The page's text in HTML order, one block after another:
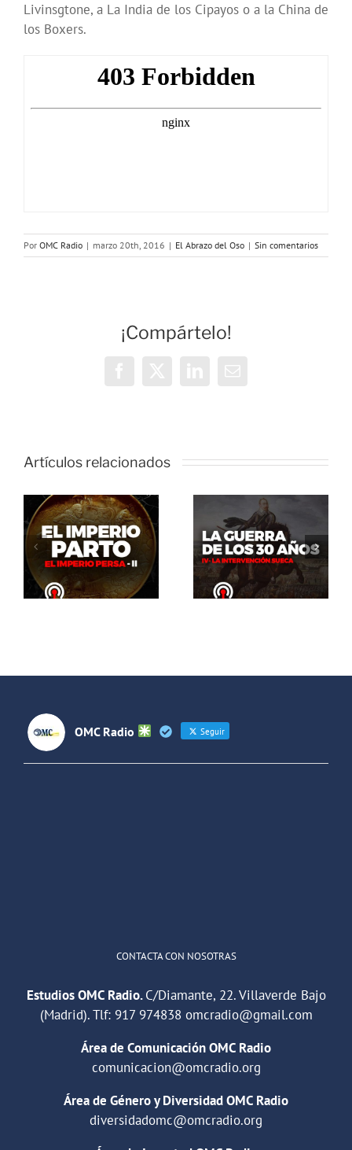
Livinsgtone, a La India de los Cipayos o a la China de
los Boxers.
Por OMC Radio | marzo 20th, 2016 | El Abrazo del Oso | Sin comentarios
¡Compártelo!
Artículos relacionados
El Abrazo
del Oso. La
guerra de
los 30 años:
La
intervención
El Abrazo
del Oso.
Dinosaurios
Live Stream
OMC Radio Seguir
CONTACTA CON NOSOTRAS
Estudios OMC Radio.C/Diamante, 22. Villaverde Bajo
(Madrid). Tlf: 917 974838 omcradio@gmail.com
Área de Comunicación OMC Radio
comunicacion@omcradio.org
Área de Género y Diversidad OMC Radio
diversidadomc@omcradio.org